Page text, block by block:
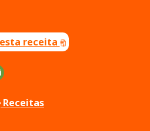
receita
Receitas